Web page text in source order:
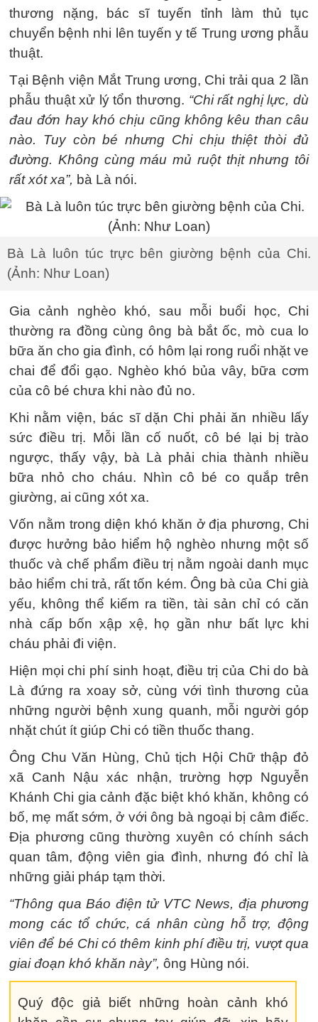
thương nặng, bác sĩ tuyến tỉnh làm thủ tục
chuyển bệnh nhi lên tuyến y tế Trung ương phẫu
thuật.
Tại Bệnh viện Mắt Trung ương, Chi trải qua 2 lần
phẫu thuật xử lý tổn thương. “Chi rất nghị lực, dù
đau đớn hay khó chịu cũng không kêu than câu
nào. Tuy còn bé nhưng Chi chịu thiệt thòi đủ
đường. Không cùng máu mủ ruột thịt nhưng tôi
rất xót xa”, bà Là nói.
Bà Là luôn túc trực bên giường bệnh của Chi.
(Ảnh: Như Loan)
Gia cảnh nghèo khó, sau mỗi buổi học, Chi
thường ra đồng cùng ông bà bắt ốc, mò cua lo
bữa ăn cho gia đình, có hôm lại rong ruổi nhặt ve
chai để đổi gạo. Nghèo khó bủa vây, bữa cơm
của cô bé chưa khi nào đủ no.
Khi nằm viện, bác sĩ dặn Chi phải ăn nhiều lấy
sức điều trị. Mỗi lần cố nuốt, cô bé lại bị trào
ngược, thấy vậy, bà Là phải chia thành nhiều
bữa nhỏ cho cháu. Nhìn cô bé co quắp trên
giường, ai cũng xót xa.
Vốn nằm trong diện khó khăn ở địa phương, Chi
được hưởng bảo hiểm hộ nghèo nhưng một số
thuốc và chế phẩm điều trị nằm ngoài danh mục
bảo hiểm chi trả, rất tốn kém. Ông bà của Chi già
yếu, không thể kiếm ra tiền, tài sản chỉ có căn
nhà cấp bốn xập xệ, họ gần như bất lực khi
cháu phải đi viện.
Hiện mọi chi phí sinh hoạt, điều trị của Chi do bà
Là đứng ra xoay sở, cùng với tình thương của
những người bệnh xung quanh, mỗi người góp
nhặt chút ít giúp Chi có tiền thuốc thang.
Ông Chu Văn Hùng, Chủ tịch Hội Chữ thập đỏ
xã Canh Nậu xác nhận, trường hợp Nguyễn
Khánh Chi gia cảnh đặc biệt khó khăn, không có
bố, mẹ mất sớm, ở với ông bà ngoại bị câm điếc.
Địa phương cũng thường xuyên có chính sách
quan tâm, động viên gia đình, nhưng đó chỉ là
những giải pháp tạm thời.
“Thông qua Báo điện tử VTC News, địa phương
mong các tổ chức, cá nhân cùng hỗ trợ, động
viên để bé Chi có thêm kinh phí điều trị, vượt qua
giai đoạn khó khăn này”, ông Hùng nói.
Quý độc giả biết những hoàn cảnh khó